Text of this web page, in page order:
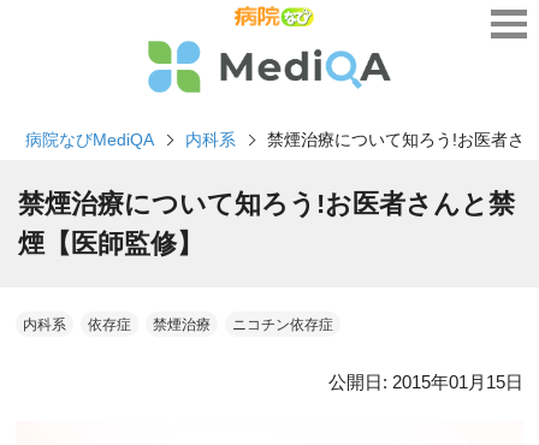
病院なびMediQA 内科系 禁煙治療について知ろう!お医者さ
禁煙治療について知ろう!お医者さんと禁
煙【医師監修】
内科系 依存症 禁煙治療 ニコチン依存症
公開日: 2015年01月15日